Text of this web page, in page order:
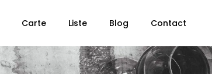
Carte Liste Blog Contact